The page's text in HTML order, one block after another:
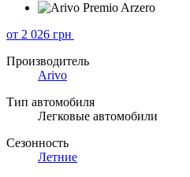
от 2 026 грн
Производитель
Arivo
Тип автомобиля
Легковые автомобили
Сезонность
Летние